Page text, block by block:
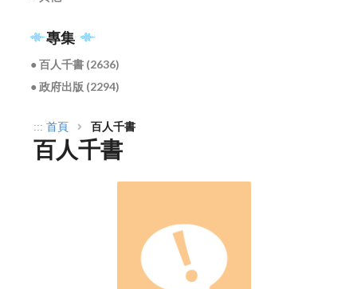
專集
● 百人千書 (2636)
● 政府出版 (2294)
::: 首頁 百人千書
百人千書